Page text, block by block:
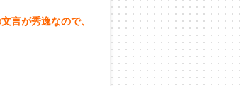
言が秀逸なので、